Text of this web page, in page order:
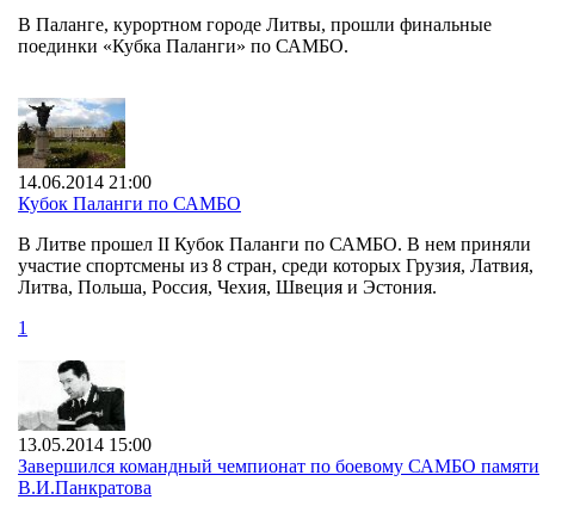
В Паланге, курортном городе Литвы, прошли финальные
поединки «Кубка Паланги» по САМБО.
14.06.2014 21:00
Кубок Паланги по САМБО
В Литве прошел II Кубок Паланги по САМБО. В нем приняли
участие спортсмены из 8 стран, среди которых Грузия, Латвия,
Литва, Польша, Россия, Чехия, Швеция и Эстония.
1
13.05.2014 15:00
Завершился командный чемпионат по боевому САМБО памяти
В.И.Панкратова